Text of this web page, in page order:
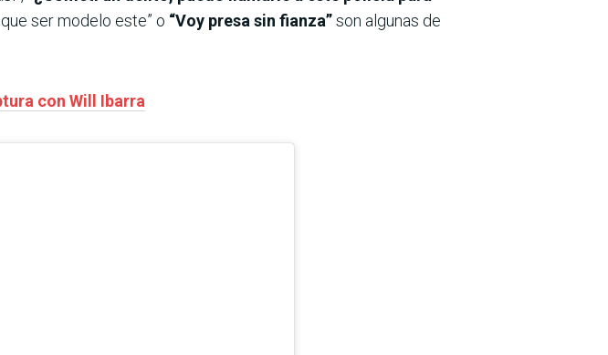
ser modelo este” o “Voy presa sin fianza”son algunas de
con Will Ibarra